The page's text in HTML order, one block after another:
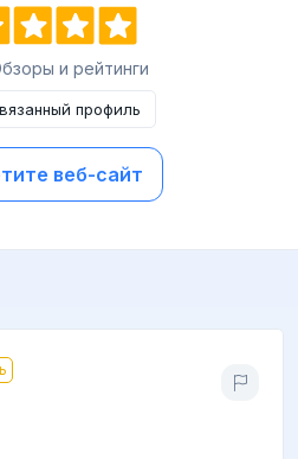
и рейтинги
профиль
веб-сайт